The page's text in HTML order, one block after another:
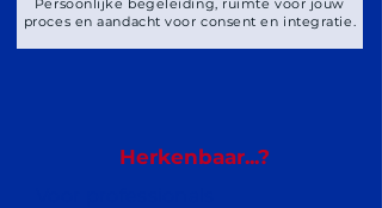
Persoonlijke begeleiding, ruimte voor jouw
proces en aandacht voor consent en integratie.
Herkenbaar...?